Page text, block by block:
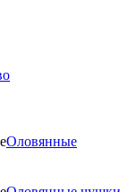
Оловянные